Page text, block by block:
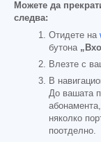
Можете да
следва:
Отидете на
бутона
Влезте с
В
До вашата
няколко
поотделно.